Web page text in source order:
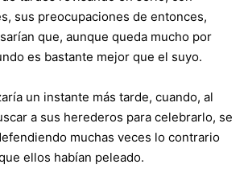
sus preocupaciones de entonces,
que, aunque queda mucho por
es bastante mejor que el suyo.
un instante más tarde, cuando, al
a sus herederos para celebrarlo, se
muchas veces lo contrario
ellos habían peleado.